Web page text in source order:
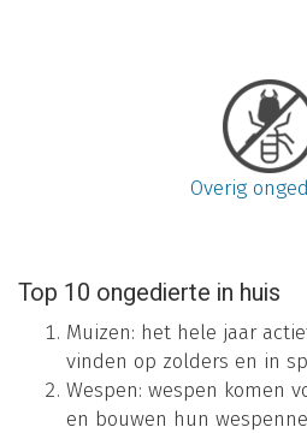
Overig
Top 10 ongedierte in huis
Muizen: het hele jaar
vinden op zolders en in
Wespen: wespen komen
en bouwen hun